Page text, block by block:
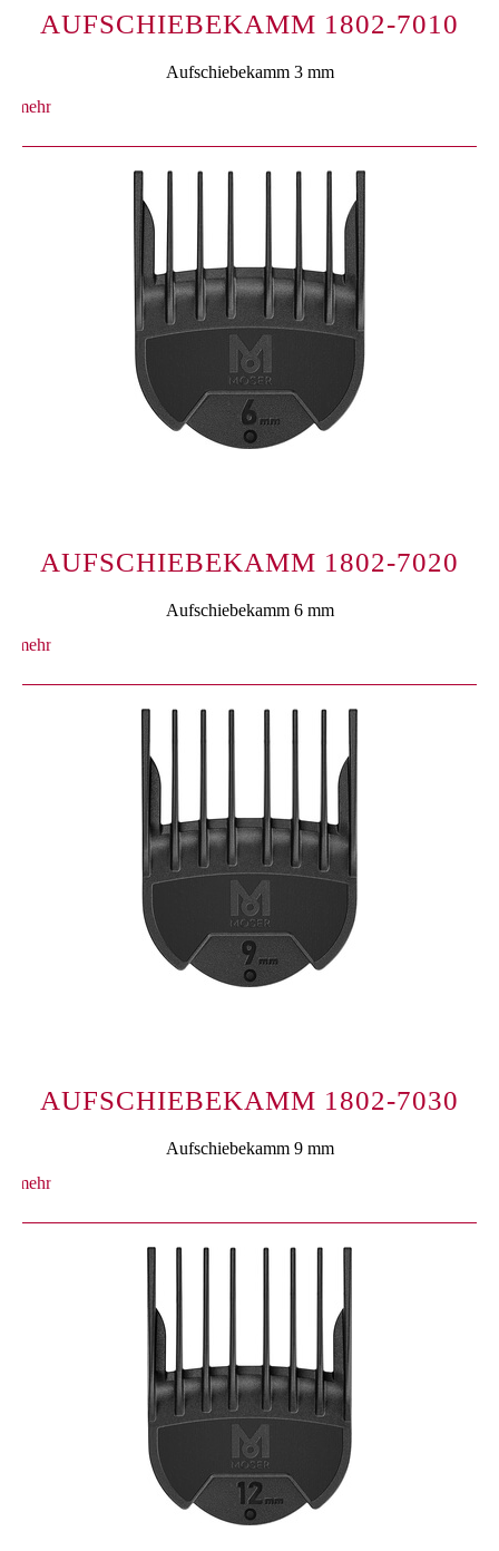
AUFSCHIEBEKAMM 1802-7010
Aufschiebekamm 3 mm
mehr
AUFSCHIEBEKAMM 1802-7020
Aufschiebekamm 6 mm
mehr
AUFSCHIEBEKAMM 1802-7030
Aufschiebekamm 9 mm
mehr